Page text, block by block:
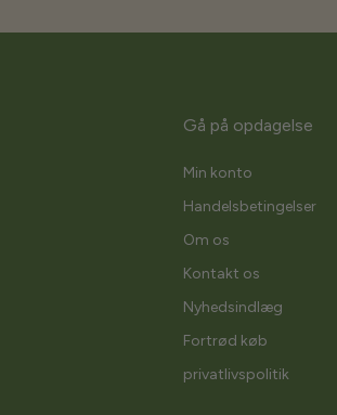
Gå på opdagelse
Min konto
Handelsbetingelser
Om os
Kontakt os
Nyhedsindlæg
Fortrød køb
privatlivspolitik